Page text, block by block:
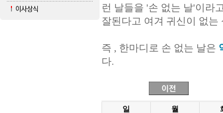
런 날들을 '손 없는 날'이라
잘된다고 여겨 귀신이 없
즉 , 한마디로 손 없는 날은
다.
일 월